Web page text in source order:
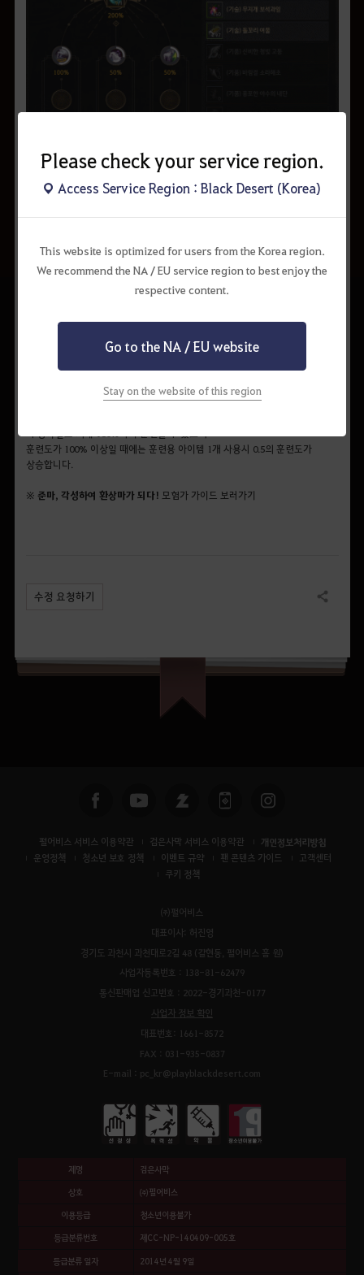
Please check your service region.
Access Service Region : Black Desert (Korea)
This website is optimized for users from the Korea region.
We recommend the NA / EU service region to best enjoy the
respective content.
Go to the NA / EU website
Stay on the website of this region
'확률 정보'UI를 통해 각환상마의 등장 확률 을 확인 가능합니다.
각성에 성공했을 때기술 항목의 훈련도가 높다면 아두아나트,
기품 항목의 훈련도가 높다면 디네가 획득될 확률이 증가합니다.
또한, 훈련도 총합을 200%까지 만들었을 때, 훈련 수치가 0인 항목에 해당하는
환상마는 등장하지 않습니다.
이를테면 기술 100%, 체력 100%로 200%의 훈련도를 만들고 환상마 각성을
시도할 경우 아두아나트 또는 둠이 각각 절반의 확률로 등장하며, 디네는
훈련도가 100% 이상일 때에는 훈련용 아이템 1개 사용시 0.5의 훈련도가
상승합니다.
※ 준마, 각성하여 환상마가 되다! 모험가 가이드 보러가기
수정 요청하기 공유하기
펄어비스 서비스 이용약관 검은사막 서비스 이용약관 개인정보처리방침
운영정책 청소년 보호 정책 이벤트 규약 팬 콘텐츠 가이드
고객센터
쿠키 정책
㈜펄어비스
대표이사: 허진영
경기도 과천시 과천대로2길 48 (갈현동, 펄어비스 홈 원)
사업자등록번호 : 138-81-62479
통신판매업 신고번호 : 2022-경기과천-0177
사업자 정보 확인
대표번호: 1661-8572
FAX : 031-935-0837
E-mail : pc_kr@playblackdesert.com
제명 검은사막
상호 ㈜펄어비스
이용등급 청소년이용불가
등급분류번호 제CC-NP-140409-005호
등급분류 일자 2014년 4월 9일